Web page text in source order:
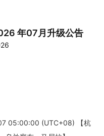
年07月升级公告
05:00:00 (UTC+08) 【杭